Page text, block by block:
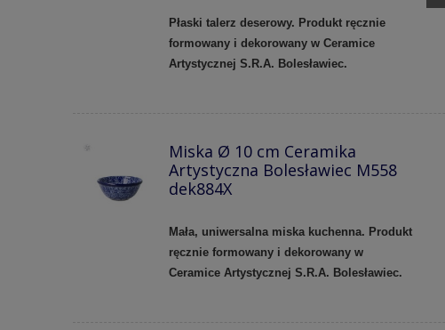
Płaski talerz deserowy. Produkt ręcznie
formowany i dekorowany w Ceramice
Artystycznej S.R.A. Bolesławiec.
Miska Ø 10 cm Ceramika
Artystyczna Bolesławiec M558
dek884X
Mała, uniwersalna miska kuchenna. Produkt
ręcznie formowany i dekorowany w
Ceramice Artystycznej S.R.A. Bolesławiec.